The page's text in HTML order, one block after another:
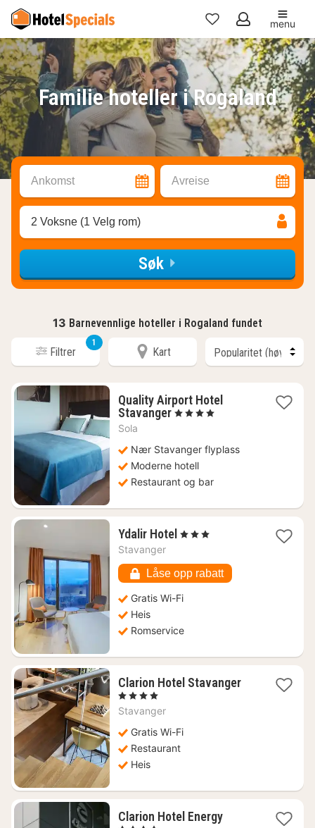
Mine
favoritter
menu
Familie hoteller i Rogaland
Ankomst Avreise
2 Voksne (1 Velg rom)
Søk
13 Barnevennlige hoteller i Rogaland fundet
Filtrer
1
Kart
Quality Airport Hotel
Stavanger1
1310
kr.
, 4 Stjerner
Sola
Nær Stavanger flyplass
Moderne hotell
Restaurant og bar
Ydalir Hotel 1
1396
kr.
, 3 Stjerner
Stavanger
Låse opp rabatt
Gratis Wi-Fi
Heis
Romservice
Clarion Hotel Stavanger1
, 4 Stjerner
Stavanger
Gratis Wi-Fi
Restaurant
Heis
Clarion Hotel Energy1